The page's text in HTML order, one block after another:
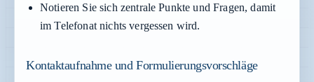
Notieren Sie sich zentrale Punkte und Fragen, damit
im Telefonat nichts vergessen wird.
Kontaktaufnahme und Formulierungsvorschläge